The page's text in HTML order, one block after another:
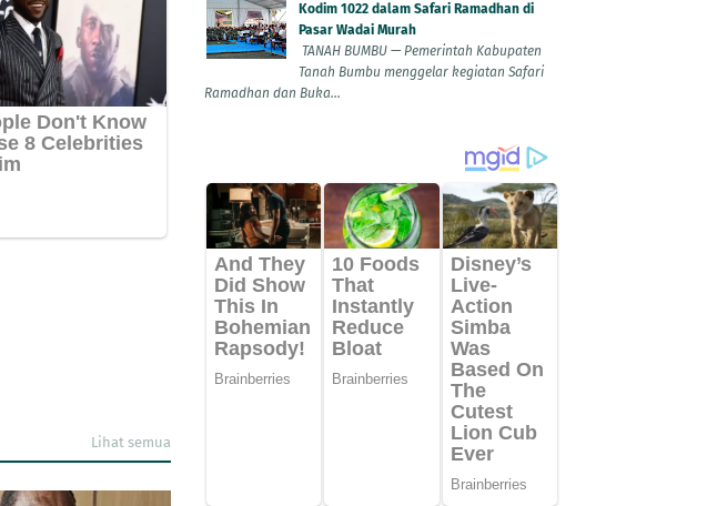
Lihat semua
Kodim 1022 dalam Safari Ramadhan di
Pasar Wadai Murah
TANAH BUMBU — Pemerintah Kabupaten
Tanah Bumbu menggelar kegiatan Safari
Ramadhan dan Buka...